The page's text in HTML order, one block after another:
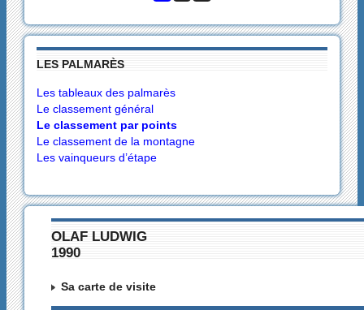
LES PALMARÈS
Les tableaux des palmarès
Le classement général
Le classement par points
Le classement de la montagne
Les vainqueurs d’étape
OLAF LUDWIG
1990
Sa carte de visite